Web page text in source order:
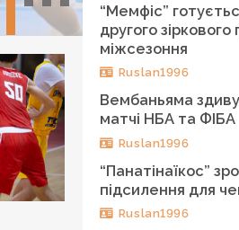
“Мемфіс”
другого зіркового
міжсезоння
Ruslan1996
Вембаньяма
матчі НБА та ФІБА
Ruslan1996
“Панатінаїкос”
підсилення для
Ruslan1996